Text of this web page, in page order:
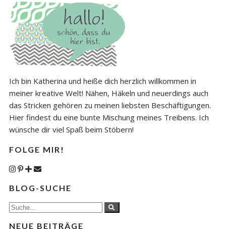
Ich bin Katherina und heiße dich herzlich willkommen in
meiner kreative Welt! Nähen, Häkeln und neuerdings auch
das Stricken gehören zu meinen liebsten Beschäftigungen.
Hier findest du eine bunte Mischung meines Treibens. Ich
wünsche dir viel Spaß beim Stöbern!
FOLGE MIR!
BLOG-SUCHE
NEUE BEITRÄGE